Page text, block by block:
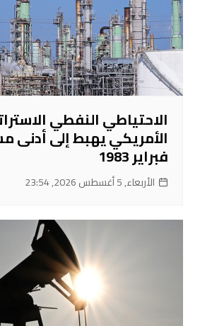
الاحتياطي النفطي
الأمريكي يهبط إلى أدنى
فبراير 1983
الأربعاء, 5 أغسطس 2026, 23:54